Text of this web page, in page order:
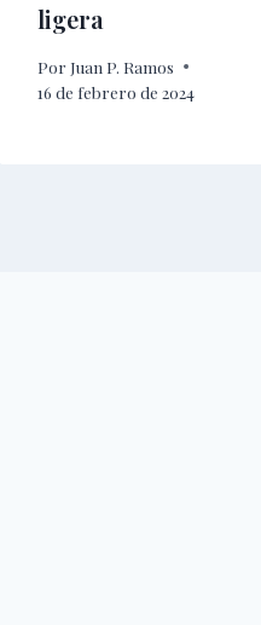
ligera
Por Juan P. Ramos
16 de febrero de 2024